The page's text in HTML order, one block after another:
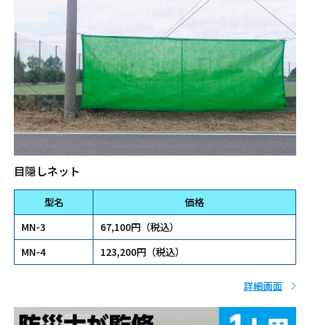
目隠しネット
型名
価格
MN-3
67,100円（税込）
MN-4
123,200円（税込）
詳細画面